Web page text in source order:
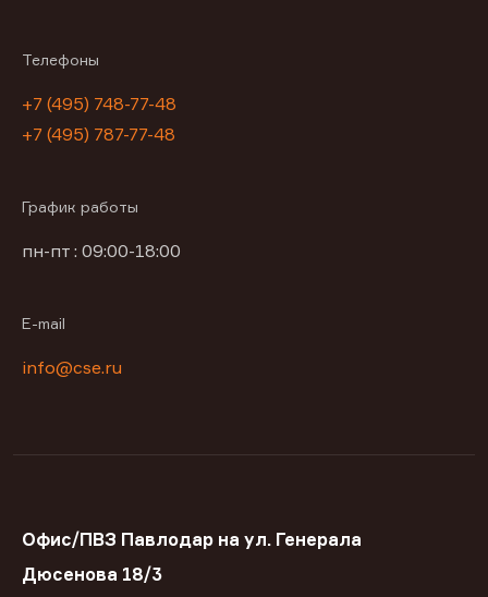
Телефоны
+7 (495) 748-77-48
+7 (495) 787-77-48
График работы
пн-пт : 09:00-18:00
E-mail
info@cse.ru
Офис/ПВЗ Павлодар на ул. Генерала
Дюсенова 18/3